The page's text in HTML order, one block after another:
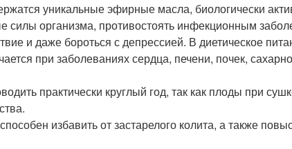
уникальные эфирные масла, биологически
организма, противостоять инфекционным
и даже бороться с депрессией. В диетическое
при заболеваниях сердца, печени, почек,
практически круглый год, так как плоды при
избавить от застарелого колита, а также